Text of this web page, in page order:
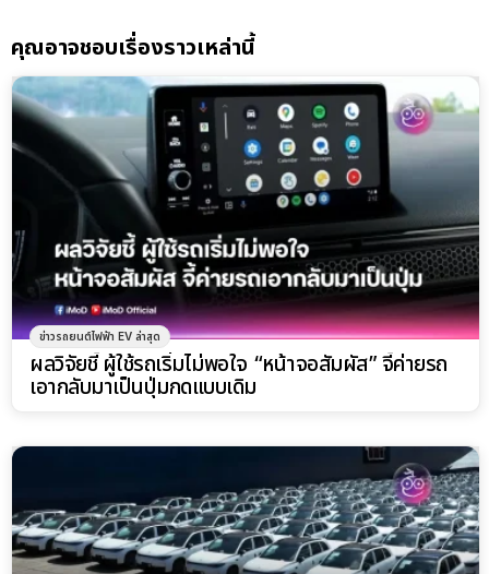
คุณอาจชอบเรื่องราวเหล่านี้
ข่าวรถยนต์ไฟฟ้า EV ล่าสุด
ผลวิจัยชี้ ผู้ใช้รถเริ่มไม่พอใจ “หน้าจอสัมผัส” จี้ค่ายรถ
เอากลับมาเป็นปุ่มกดแบบเดิม